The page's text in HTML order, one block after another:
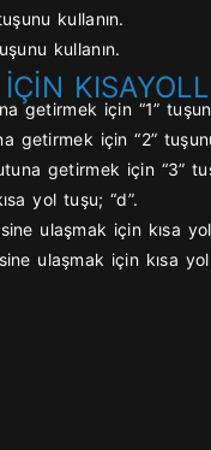
kullanın.
kullanın.
getirmek için “1”
getirmek için “2”
getirmek için “3”
yol tuşu; “d”.
ulaşmak için kısa
ulaşmak için kısa